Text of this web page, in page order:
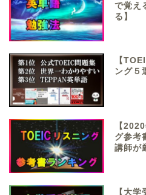
で覚え
る】
【
ング５
【
グ参考
講師が
【大